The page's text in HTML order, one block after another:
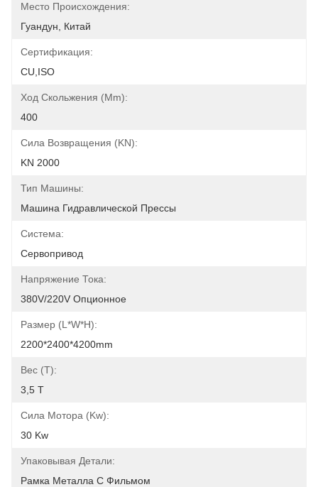
Место Происхождения:
Гуандун, Китай
Сертификация:
CU,ISO
Ход Скольжения (mm):
400
Сила Возвращения (kN):
KN 2000
Тип Машины:
Машина Гидравлической Прессы
Система:
Сервопривод
Напряжение Тока:
380V/220V Опционное
Размер (l*w*h):
2200*2400*4200mm
Вес (t):
3,5 T
Сила Мотора (kw):
30 Kw
Упаковывая Детали:
Рамка Металла С Фильмом